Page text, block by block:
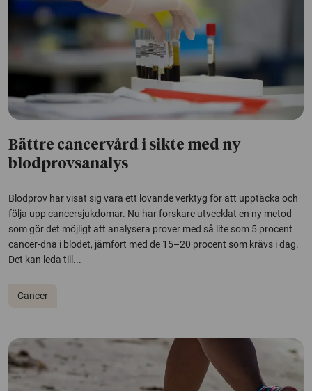
Bättre cancervård i sikte med ny
blodprovsanalys
Blodprov har visat sig vara ett lovande verktyg för att upptäcka och
följa upp cancersjukdomar. Nu har forskare utvecklat en ny metod
som gör det möjligt att analysera prover med så lite som 5 procent
cancer-dna i blodet, jämfört med de 15–20 procent som krävs i dag.
Det kan leda till...
Cancer